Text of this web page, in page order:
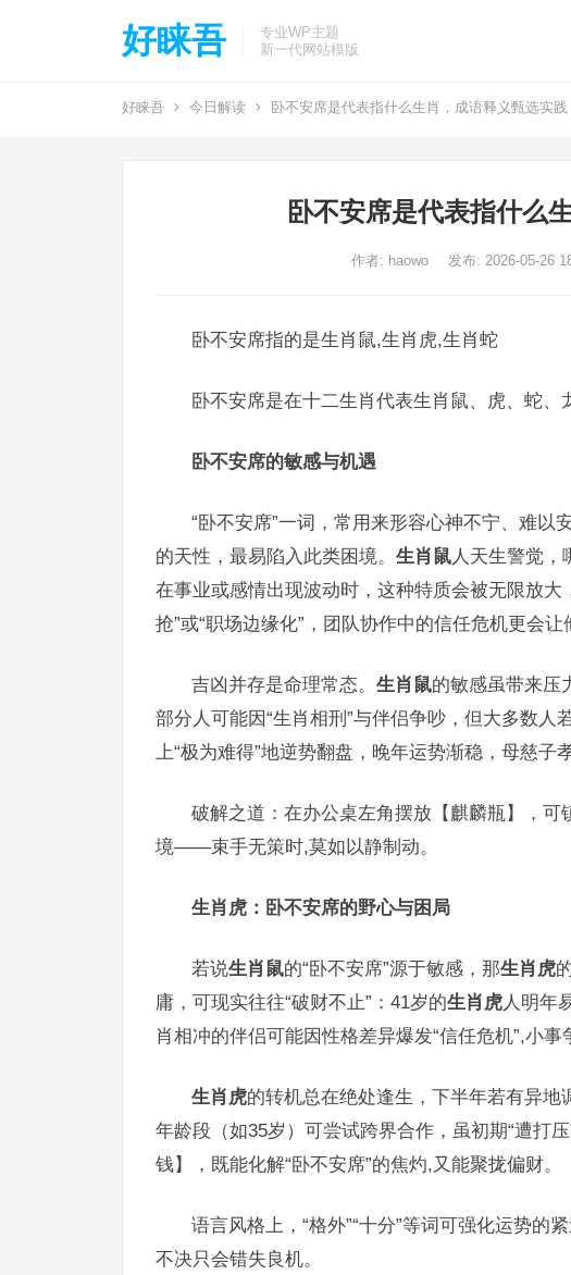
好睐吾
专业WP主题
新一代网站模版
好睐吾 今日解读 卧不安席是代表指什么生肖，成语释义甄选实践
卧不安席是代表指什么
作者: haowo 发布: 2026-05-26
卧不安席指的是生肖鼠,生肖虎,生肖蛇
卧不安席是在十二生肖代表生肖鼠、虎、蛇、
卧不安席的敏感与机遇
“卧不安席”一词，常用来形容心神不宁、难以
的天性，最易陷入此类困境。 生肖鼠 人天生警觉
在事业或感情出现波动时，这种特质会被无限放大
抢”或“职场边缘化”，团队协作中的信任危机更会让
吉凶并存是命理常态。 生肖鼠的敏感虽带来压
部分人可能因“生肖相刑”与伴侣争吵，但大多数
上“极为难得”地逆势翻盘，晚年运势渐稳，母慈
破解之道：在办公桌左角摆放【麒麟瓶】，可
境——束手无策时,莫如以静制动。
生肖虎：卧不安席的野心与困局
若说生肖鼠的“卧不安席”源于敏感，那生肖虎
庸，可现实往往“破财不止”：41岁的生肖虎 人明年
肖相冲的伴侣可能因性格差异爆发“信任危机”,小事
生肖虎的转机总在绝处逢生，下半年若有异地
年龄段（如35岁）可尝试跨界合作，虽初期“遭打
钱】，既能化解“卧不安席”的焦灼,又能聚拢偏财。
语言风格上，“格外”“十分”等词可强化运势的紧
不决只会错失良机。